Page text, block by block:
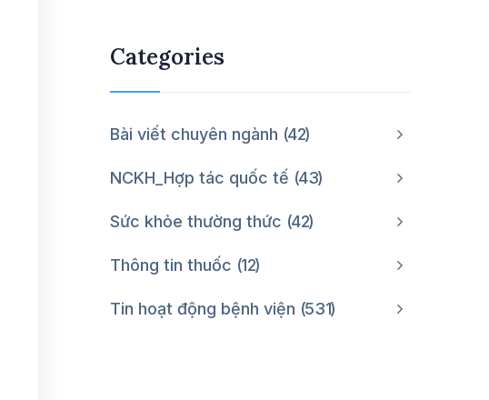
Categories
Bài viết chuyên ngành 42
NCKH_Hợp tác quốc tế 43
Sức khỏe thường thức 42
Thông tin thuốc 12
Tin hoạt động bệnh viện 531